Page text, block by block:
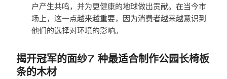
户产生共鸣，并为更健康的地球做出贡献。在当今市
场上，这一点越来越重要，因为消费者越来越意识到
他们的选择对环境的影响。
揭开冠军的面纱7 种最适合制作公园长椅板
条的木材